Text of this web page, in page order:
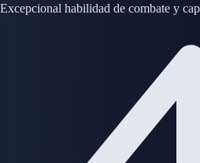
Excepcional habilidad de combate y